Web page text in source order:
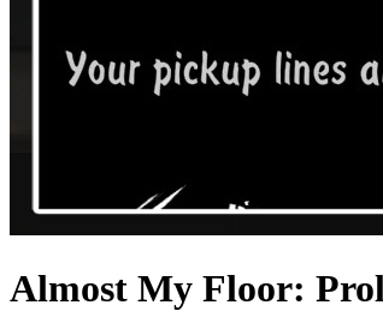
Almost My Floor: